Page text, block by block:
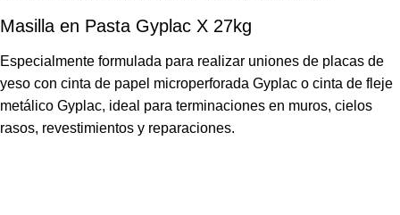
Masilla en Pasta Gyplac X 27kg
Especialmente formulada para realizar uniones de placas de
yeso con cinta de papel microperforada Gyplac o cinta de fleje
metálico Gyplac, ideal para terminaciones en muros, cielos
rasos, revestimientos y reparaciones.